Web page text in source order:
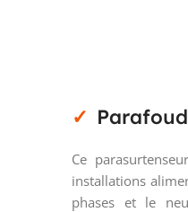
Ce
installations
phases et le